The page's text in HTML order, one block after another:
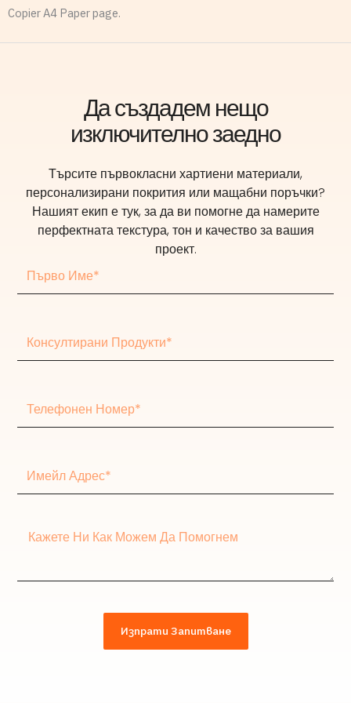
Copier A4 Paper page.
Да създадем нещо
изключително заедно
Търсите първокласни хартиени материали,
персонализирани покрития или мащабни поръчки?
Нашият екип е тук, за да ви помогне да намерите
перфектната текстура, тон и качество за вашия
проект.
име
продукти
номер
Имейл
адрес*
Съобщение
Изпрати Запитване